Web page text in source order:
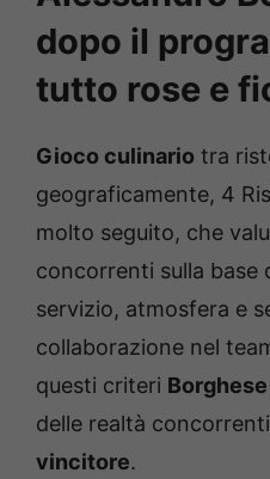
dopo il
tutto rose e
Gioco culinario tra
geograficamente, 4
molto seguito, che
concorrenti sulla base
servizio, atmosfera e
collaborazione nel
questi criteri Borghese
delle realtà
vincitore.